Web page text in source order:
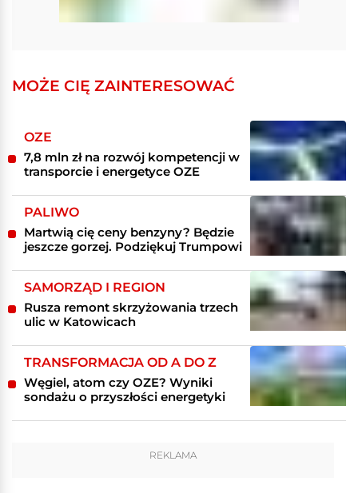
MOŻE CIĘ ZAINTERESOWAĆ
OZE
7,8 mln zł na rozwój kompetencji w
transporcie i energetyce OZE
PALIWO
Martwią cię ceny benzyny? Będzie
jeszcze gorzej. Podziękuj Trumpowi
SAMORZĄD I REGION
Rusza remont skrzyżowania trzech
ulic w Katowicach
TRANSFORMACJA OD A DO Z
Węgiel, atom czy OZE? Wyniki
sondażu o przyszłości energetyki
REKLAMA